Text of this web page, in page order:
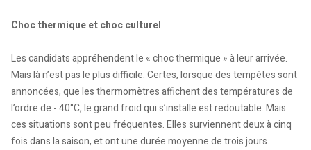
Choc thermique et choc culturel
Les candidats appréhendent le « choc thermique » à leur arrivée.
Mais là n’est pas le plus difficile. Certes, lorsque des tempêtes sont
annoncées, que les thermomètres affichent des températures de
l’ordre de - 40°C, le grand froid qui s’installe est redoutable. Mais
ces situations sont peu fréquentes. Elles surviennent deux à cinq
fois dans la saison, et ont une durée moyenne de trois jours.